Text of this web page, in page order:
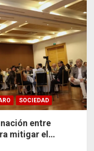
SOCIEDAD
entre
mitigar el